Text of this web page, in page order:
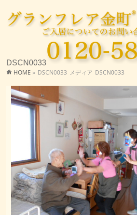
DSCN0033
HOME » DSCN0033 メディア DSCN0033